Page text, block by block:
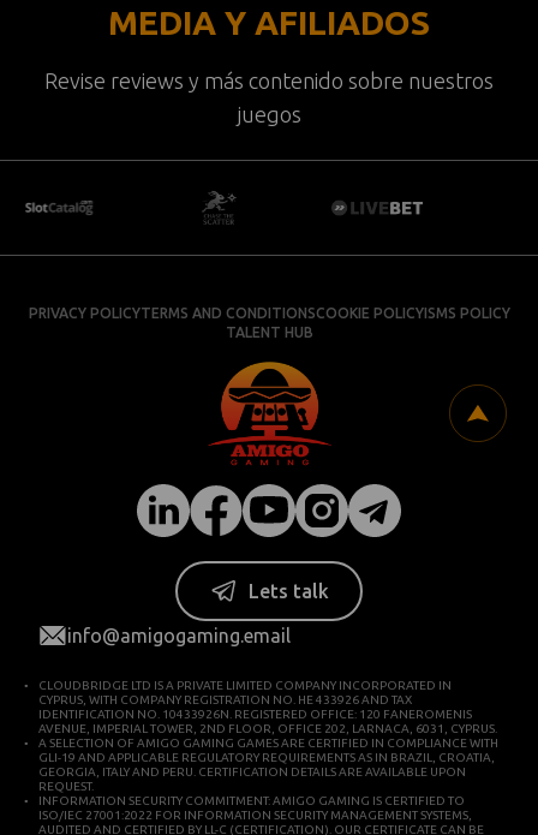
MEDIA Y AFILIADOS
Revise reviews y más contenido sobre nuestros
juegos
PRIVACY POLICYTERMS AND CONDITIONSCOOKIE POLICYISMS POLICY
TALENT HUB
Lets talk
info@amigogaming.email
CLOUDBRIDGE LTD IS A PRIVATE LIMITED COMPANY INCORPORATED IN
CYPRUS, WITH COMPANY REGISTRATION NO. HE 433926 AND TAX
IDENTIFICATION NO. 10433926N. REGISTERED OFFICE: 120 FANEROMENIS
AVENUE, IMPERIAL TOWER, 2ND FLOOR, OFFICE 202, LARNACA, 6031, CYPRUS.
A SELECTION OF AMIGO GAMING GAMES ARE CERTIFIED IN COMPLIANCE WITH
GLI-19 AND APPLICABLE REGULATORY REQUIREMENTS AS IN BRAZIL, CROATIA,
GEORGIA, ITALY AND PERU. CERTIFICATION DETAILS ARE AVAILABLE UPON
REQUEST.
INFORMATION SECURITY COMMITMENT: AMIGO GAMING IS CERTIFIED TO
ISO/IEC 27001:2022 FOR INFORMATION SECURITY MANAGEMENT SYSTEMS,
AUDITED AND CERTIFIED BY LL-C (CERTIFICATION). OUR CERTIFICATE CAN BE